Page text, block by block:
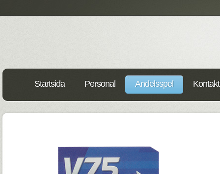
Startsida Personal Andelsspel